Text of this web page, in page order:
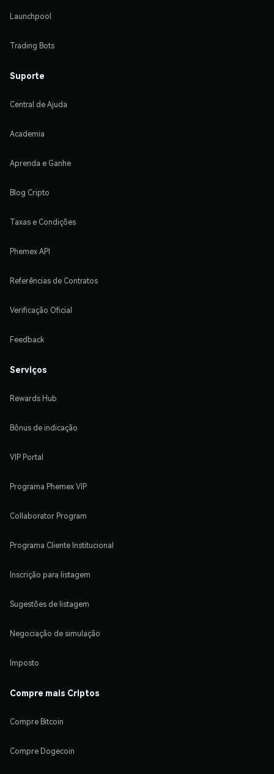
Launchpool
Trading Bots
Suporte
Central de Ajuda
Academia
Aprenda e Ganhe
Blog Cripto
Taxas e Condições
Phemex API
Referências de Contratos
Verificação Oficial
Feedback
Serviços
Rewards Hub
Bônus de indicação
VIP Portal
Programa Phemex VIP
Collaborator Program
Programa Cliente Institucional
Inscrição para listagem
Sugestões de listagem
Negociação de simulação
Imposto
Compre mais Criptos
Compre Bitcoin
Compre Dogecoin